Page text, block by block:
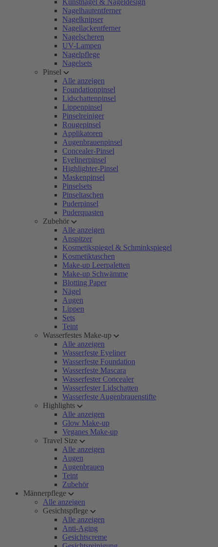
Kunstnägel & Nageldesign
Nagelhautentferner
Nagelknipser
Nagellackentferner
Nagelscheren
UV-Lampen
Nagelpflege
Nagelsets
Pinsel
Alle anzeigen
Foundationpinsel
Lidschattenpinsel
Lippenpinsel
Pinselreiniger
Rougepinsel
Applikatoren
Augenbrauenpinsel
Concealer-Pinsel
Eyelinerpinsel
Highlighter-Pinsel
Maskenpinsel
Pinselsets
Pinseltaschen
Puderpinsel
Puderquasten
Zubehör
Alle anzeigen
Anspitzer
Kosmetikspiegel & Schminkspiegel
Kosmetiktaschen
Make-up Leerpaletten
Make-up Schwämme
Blotting Paper
Nägel
Augen
Lippen
Sets
Teint
Wasserfestes Make-up
Alle anzeigen
Wasserfeste Eyeliner
Wasserfeste Foundation
Wasserfeste Mascara
Wasserfester Concealer
Wasserfester Lidschatten
Wasserfeste Augenbrauenstifte
Highlights
Alle anzeigen
Glow Make-up
Veganes Make-up
Travel Size
Alle anzeigen
Augen
Augenbrauen
Teint
Zubehör
Männerpflege
Alle anzeigen
Gesichtspflege
Alle anzeigen
Anti-Aging
Gesichtscreme